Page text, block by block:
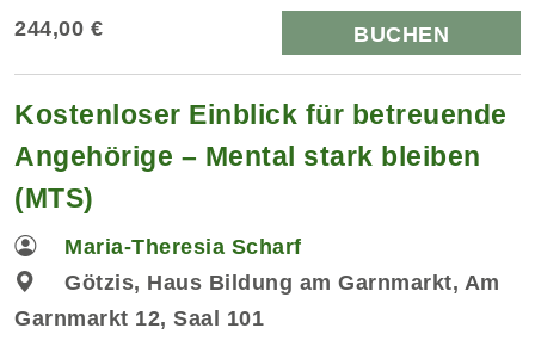
244,00 € BUCHEN
Kostenloser Einblick für betreuende
Angehörige – Mental stark bleiben
(MTS)
Maria-Theresia Scharf
Götzis, Haus Bildung am Garnmarkt, Am
Garnmarkt 12, Saal 101